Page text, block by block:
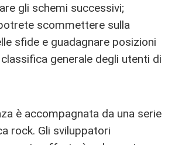
gli schemi successivi;
scommettere sulla
sfide e guadagnare posizioni
generale degli utenti di
è accompagnata da una serie
rock. Gli sviluppatori